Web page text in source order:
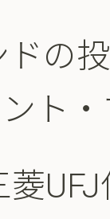
ドの
ト